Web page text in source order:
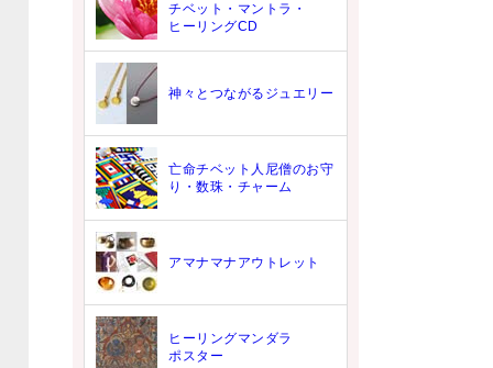
チベット・マントラ・
ヒーリングCD
神々とつながるジュエリー
亡命チベット人尼僧のお守
り・数珠・チャーム
アマナマナアウトレット
ヒーリングマンダラ
ポスター